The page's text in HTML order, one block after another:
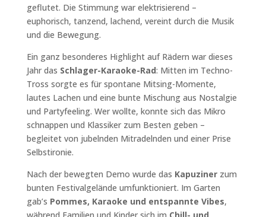
geflutet. Die Stimmung war elektrisierend –
euphorisch, tanzend, lachend, vereint durch die Musik
und die Bewegung.
Ein ganz besonderes Highlight auf Rädern war dieses
Jahr das Schlager-Karaoke-Rad: Mitten im Techno-
Tross sorgte es für spontane Mitsing-Momente,
lautes Lachen und eine bunte Mischung aus Nostalgie
und Partyfeeling. Wer wollte, konnte sich das Mikro
schnappen und Klassiker zum Besten geben –
begleitet von jubelnden Mitradelnden und einer Prise
Selbstironie.
Nach der bewegten Demo wurde das Kapuzinerzum
bunten Festivalgelände umfunktioniert. Im Garten
gab’s Pommes, Karaoke und entspannte Vibes,